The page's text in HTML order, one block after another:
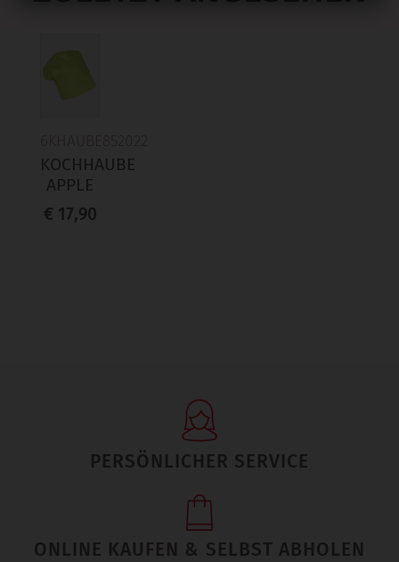
KOCHHAUBE
APPLE
€ 17,90
PERSÖNLICHER SERVICE
ONLINE KAUFEN & SELBST ABHOLEN